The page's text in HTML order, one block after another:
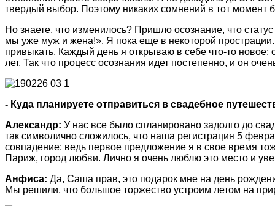
твердый выбор. Поэтому никаких сомнений в тот момент
Но знаете, что изменилось? Пришло осознание, что
мы уже муж и жена!». Я пока еще в некоторой
привыкать. Каждый день я открываю в себе что-то новое:
лет. Так что процесс осознания идет постепенно, и он
- Куда планируете отправиться в свадебное
Александр: У нас все было спланировано задолго до
так символично сложилось, что наша регистрация 5
совпадение: ведь первое предложение я в свое время
Париж, город любви. Лично я очень люблю это место и
Анфиса: Да, Саша прав, это подарок мне на день
Мы решили, что большое торжество устроим летом на